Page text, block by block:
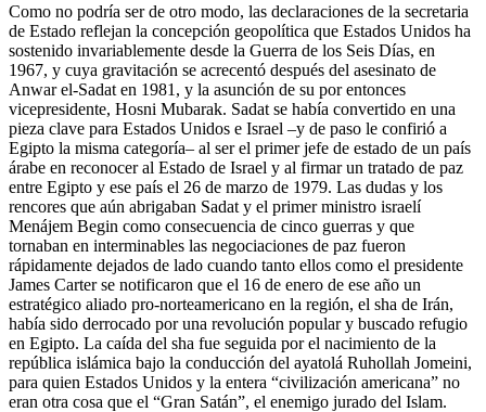
Como no podría ser de otro modo, las declaraciones de la secretaria
de Estado reflejan la concepción geopolítica que Estados Unidos ha
sostenido invariablemente desde la Guerra de los Seis Días, en
1967, y cuya gravitación se acrecentó después del asesinato de
Anwar el-Sadat en 1981, y la asunción de su por entonces
vicepresidente, Hosni Mubarak. Sadat se había convertido en una
pieza clave para Estados Unidos e Israel –y de paso le confirió a
Egipto la misma categoría– al ser el primer jefe de estado de un país
árabe en reconocer al Estado de Israel y al firmar un tratado de paz
entre Egipto y ese país el 26 de marzo de 1979. Las dudas y los
rencores que aún abrigaban Sadat y el primer ministro israelí
Menájem Begin como consecuencia de cinco guerras y que
tornaban en interminables las negociaciones de paz fueron
rápidamente dejados de lado cuando tanto ellos como el presidente
James Carter se notificaron que el 16 de enero de ese año un
estratégico aliado pro-norteamericano en la región, el sha de Irán,
había sido derrocado por una revolución popular y buscado refugio
en Egipto. La caída del sha fue seguida por el nacimiento de la
república islámica bajo la conducción del ayatolá Ruhollah Jomeini,
para quien Estados Unidos y la entera “civilización americana” no
eran otra cosa que el “Gran Satán”, el enemigo jurado del Islam.